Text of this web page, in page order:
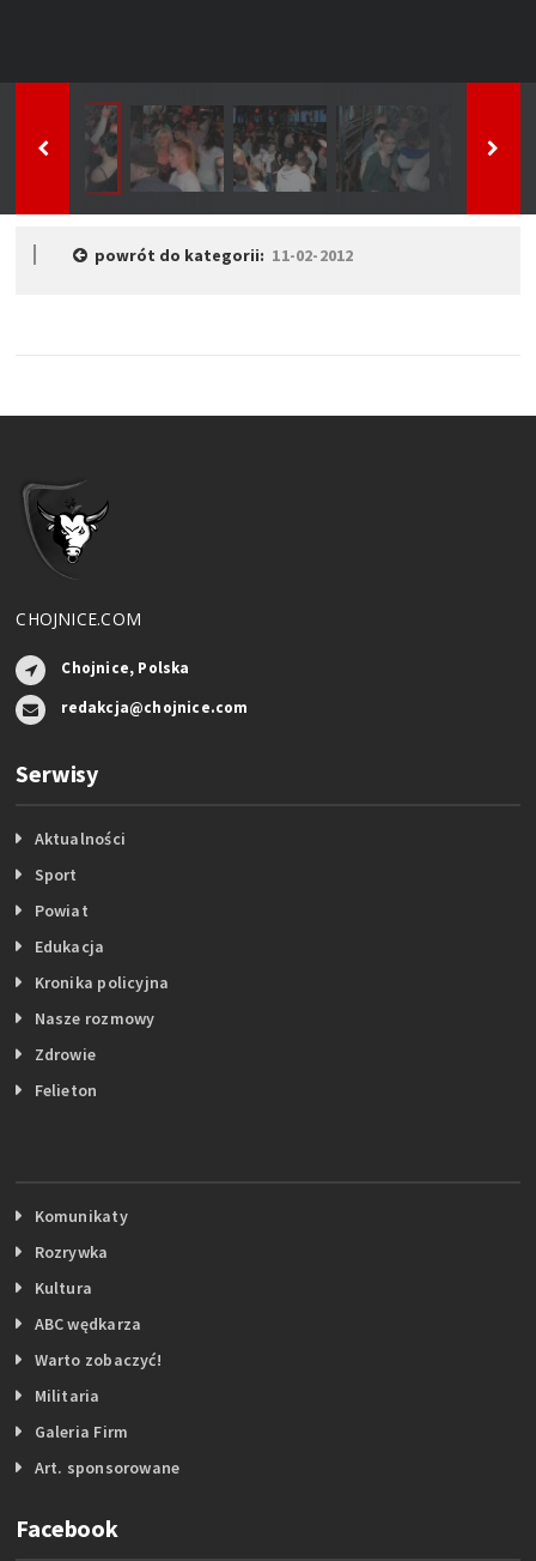
powrót do kategorii: 11-02-2012
CHOJNICE.COM
Chojnice, Polska
redakcja@chojnice.com
Serwisy
Aktualności
Sport
Powiat
Edukacja
Kronika policyjna
Nasze rozmowy
Zdrowie
Felieton
Komunikaty
Rozrywka
Kultura
ABC wędkarza
Warto zobaczyć!
Militaria
Galeria Firm
Art. sponsorowane
Facebook